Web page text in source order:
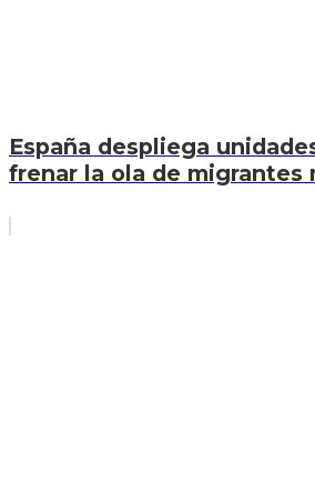
España despliega
frenar la ola de migrantes